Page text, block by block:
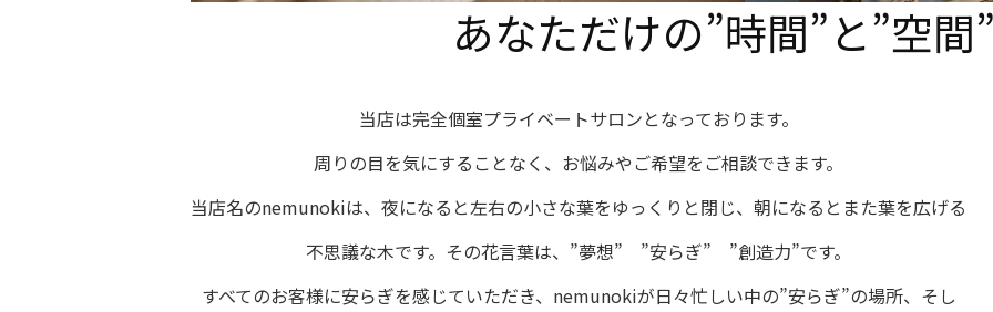
あなただけの”時間”と”空間
当店は完全個室プライベートサロンとなっております。
周りの目を気にすることなく、お悩みやご希望をご相談できます。
当店名のnemunokiは、夜になると左右の小さな葉をゆっくりと閉じ、朝になるとまた葉を広げる
不思議な木です。その花言葉は、”夢想” ”安らぎ” ”創造力”です。
すべてのお客様に安らぎを感じていただき、nemunokiが日々忙しい中の”安らぎ”の場所、そし